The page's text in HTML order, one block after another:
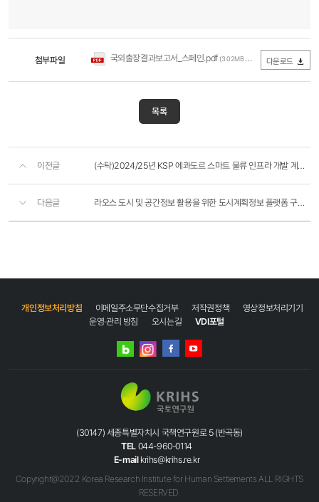
첨부파일 국외출장결과보고서_스페인.pdf (3.02MB / 다운로드 244회) 다운로드
목록
이전글 (수탁)2024/25년 KSP 에콰도르 스마트 물류 인프라 개발 계획 수립
다음글 라오스 도시 및 공간정보 활용을 위한 도시계획정보 플랫폼 구축 사업(1차년도)
개인정보처리방침 이메일주소무단수집거부 저작권정책
영상정보처리기기
운영·관리 방침
오시는길 VDI포털
네이버
인스타그램
(30147) 세종특별자치시 국책연구원로 5 (반곡동)
TEL 044-960-0114
E-mail krihs@krihs.re.kr
Copyright@2022 Korea Research Institute for Human Settlements ALL RIGHTS
RESERVED.